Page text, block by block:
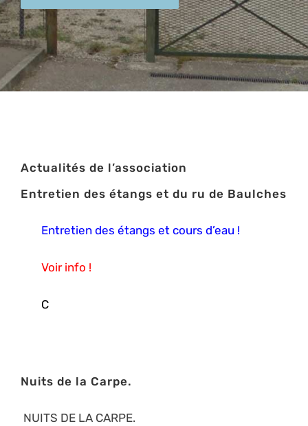
Actualités de l’association
Entretien des étangs et du ru de Baulches
Entretien des étangs et cours d’eau !
Voir info !
C
Nuits de la Carpe.
NUITS DE LA CARPE.